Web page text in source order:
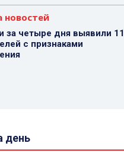
новостей
за четыре дня выявили 11
с признаками
день